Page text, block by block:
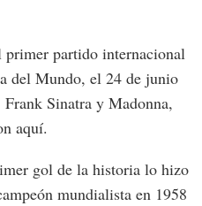
partido internacional
del Mundo, el 24 de junio
Sinatra y Madonna,
aquí.
gol de la historia lo hizo
mundialista en 1958